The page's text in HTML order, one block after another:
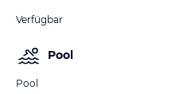
Verfügbar
Pool
Pool